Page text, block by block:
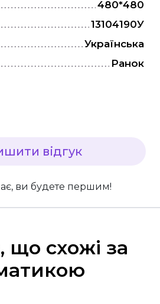
480*480
13104190У
Українська
Ранок
відгук
ви будете першим!
що схожі за